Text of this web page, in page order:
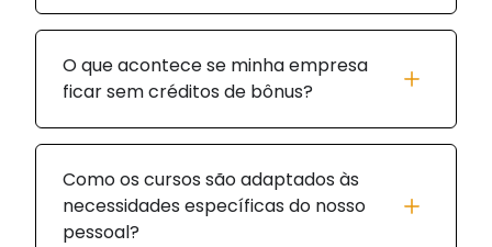
O que acontece se minha empresa
ficar sem créditos de bônus?
Como os cursos são adaptados às
necessidades específicas do nosso
pessoal?